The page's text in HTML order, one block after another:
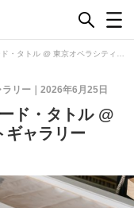
・タトル @ 東京オペラシティ
2026年6月25日
ラリー
ド・タトル @
ギャラリー